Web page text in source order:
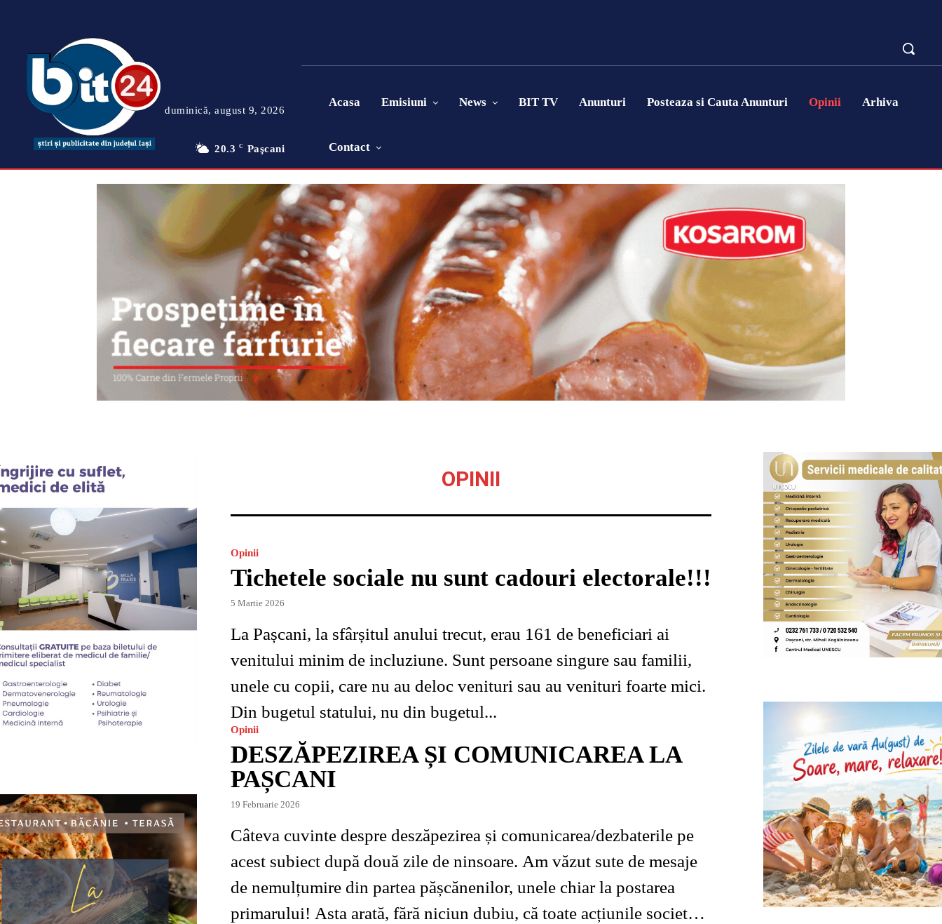
duminică, august 9, 2026
20.3 C Paşcani
Acasa Emisiuni News BIT TV Anunturi Posteaza si Cauta Anunturi Opinii Arhiva
Contact
OPINII
Opinii
Tichetele sociale nu sunt cadouri electorale!!!
5 Martie 2026
La Pașcani, la sfârșitul anului trecut, erau 161 de beneficiari ai
venitului minim de incluziune. Sunt persoane singure sau familii,
unele cu copii, care nu au deloc venituri sau au venituri foarte mici.
Din bugetul statului, nu din bugetul...
Opinii
DESZĂPEZIREA ȘI COMUNICAREA LA
PAȘCANI
19 Februarie 2026
Câteva cuvinte despre deszăpezirea și comunicarea/dezbaterile pe
acest subiect după două zile de ninsoare. Am văzut sute de mesaje
de nemulțumire din partea pășcănenilor, unele chiar la postarea
primarului! Asta arată, fără niciun dubiu, că toate acțiunile societății